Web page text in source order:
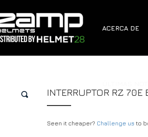
ACERCA DE
INTERRUPTOR RZ 70E
Seen it cheaper? Challenge us to